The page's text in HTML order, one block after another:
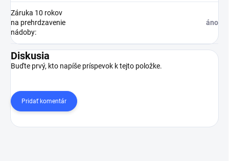
Záruka 10 rokov
na prehrdzavenie
nádoby:
áno
Diskusia
Buďte prvý, kto napíše príspevok k tejto položke.
Pridať komentár